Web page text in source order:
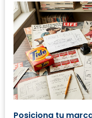
Posiciona tu